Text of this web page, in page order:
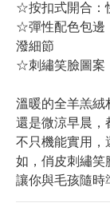
☆按扣式開合：
☆彈性配色包邊
潑細節
☆刺繡笑臉圖案
溫暖的全羊羔絨
還是微涼早晨，
不只機能實用，
如，俏皮刺繡笑
讓你與毛孩隨時